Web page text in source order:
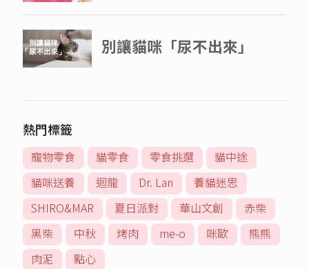
熱門標籤
寵物零食 貓零食 零食挑選
貓中途
貓咪送養
迴龍 Dr. Lan
養貓迷思
SHIRO&MAR
夏日派對 華山文創
赤柴
黑柴
中秋 烤肉 me-o 咪歐
熊熊
肉泥
點心